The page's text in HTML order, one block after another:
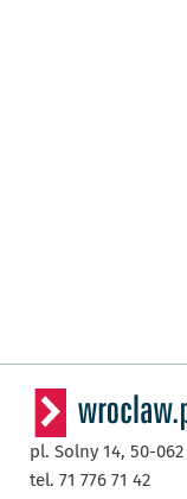
pl. Solny 14, 50-062
tel. 71 776 71 42